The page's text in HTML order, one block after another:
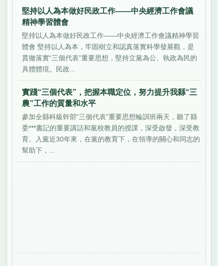
堅持以人為本做好民政工作——中央經濟工作會議
精神學習體會
堅持以人為本做好民政工作——中央經濟工作會議精神學習
體會 堅持以人為本，牢固樹立和認真落實科學發展觀，是
貫徹落實“三個代表”重要思想，堅持立黨為公、執政為民的
具體體現。民政...
實踐“三個代表”，把握本職定位，努力提升我縣“三
農”工作的質量和水平
參加全縣科級幹部“三個代表”重要思想輪訓班兩天，聽了縣
委***書記的重要講話和黨校教員的授課，深受啟發，深受教
育。入黨近30年來，在黨的教育下，在領導的關心和同志的
幫助下，...